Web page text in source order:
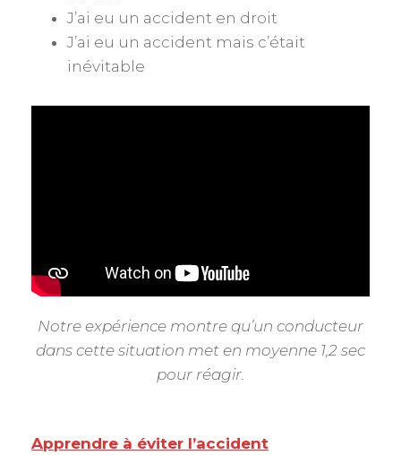
J’ai eu un accident en droit
J’ai eu un accident mais c’était
inévitable
Notre expérience montre qu’un conducteur
dans cette situation met en moyenne 1,2 sec
pour réagir.
Apprendre à éviter l’accident